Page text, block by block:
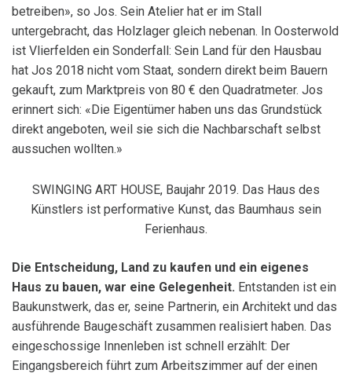
betreiben», so Jos. Sein Atelier hat er im Stall
untergebracht, das Holzlager gleich nebenan. In Oosterwold
ist Vlierfelden ein Sonderfall: Sein Land für den Hausbau
hat Jos 2018 nicht vom Staat, sondern direkt beim Bauern
gekauft, zum Marktpreis von 80 € den Quadratmeter. Jos
erinnert sich: «Die Eigentümer haben uns das Grundstück
direkt angeboten, weil sie sich die Nachbarschaft selbst
aussuchen wollten.»
SWINGING ART HOUSE, Baujahr 2019. Das Haus des
Künstlers ist performative Kunst, das Baumhaus sein
Ferienhaus.
Die Entscheidung, Land zu kaufen und ein eigenes
Haus zu bauen, war eine Gelegenheit. Entstanden ist ein
Baukunstwerk, das er, seine Partnerin, ein Architekt und das
ausführende Baugeschäft zusammen realisiert haben. Das
eingeschossige Innenleben ist schnell erzählt: Der
Eingangsbereich führt zum Arbeitszimmer auf der einen